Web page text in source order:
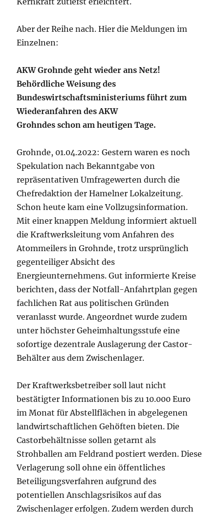
Aber der Reihe nach. Hier die Meldungen im
Einzelnen:
AKW Grohnde geht wieder ans Netz!
Behördliche Weisung des
Bundeswirtschaftsministeriums führt zum
Wiederanfahren des AKW
Grohndes schon am heutigen Tage.
Grohnde, 01.04.2022: Gestern waren es noch
Spekulation nach Bekanntgabe von
repräsentativen Umfragewerten durch die
Chefredaktion der Hamelner Lokalzeitung.
Schon heute kam eine Vollzugsinformation.
Mit einer knappen Meldung informiert aktuell
die Kraftwerksleitung vom Anfahren des
Atommeilers in Grohnde, trotz ursprünglich
gegenteiliger Absicht des
Energieunternehmens. Gut informierte Kreise
berichten, dass der Notfall-Anfahrtplan gegen
fachlichen Rat aus politischen Gründen
veranlasst wurde. Angeordnet wurde zudem
unter höchster Geheimhaltungsstufe eine
sofortige dezentrale Auslagerung der Castor-
Behälter aus dem Zwischenlager.
Der Kraftwerksbetreiber soll laut nicht
bestätigter Informationen bis zu 10.000 Euro
im Monat für Abstellflächen in abgelegenen
landwirtschaftlichen Gehöften bieten. Die
Castorbehältnisse sollen getarnt als
Strohballen am Feldrand postiert werden. Diese
Verlagerung soll ohne ein öffentliches
Beteiligungsverfahren aufgrund des
potentiellen Anschlagsrisikos auf das
Zwischenlager erfolgen. Zudem werden durch